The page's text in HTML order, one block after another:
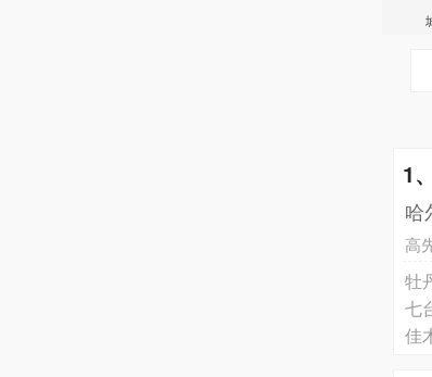
1
哈
高
牡
七
佳